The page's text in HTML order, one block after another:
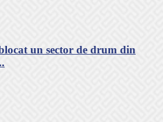
un sector de drum din